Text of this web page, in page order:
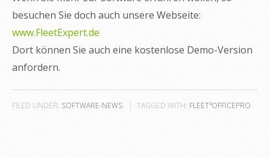
besuchen Sie doch auch unsere Webseite:
www.FleetExpert.de
Dort können Sie auch eine kostenlose Demo-Version
anfordern.
FILED UNDER: SOFTWARE-NEWS TAGGED WITH: FLEET³OFFICEPRO